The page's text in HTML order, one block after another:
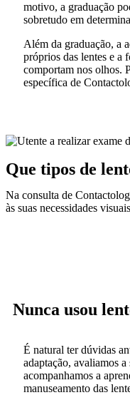
motivo, a graduação
sobretudo em
Além da graduação, a
próprios das lentes e a
comportam nos olhos.
específica de
Que tipos de
Na consulta de
às suas necessidades
Nunca usou
É natural ter dúvidas
adaptação, avaliamos
acompanhamos a
manuseamento das